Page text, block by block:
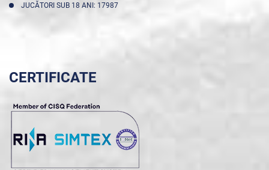
JUCĂTORI SUB 18 ANI: 17987
CERTIFICATE